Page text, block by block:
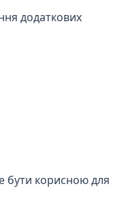
додаткових
бути корисною для